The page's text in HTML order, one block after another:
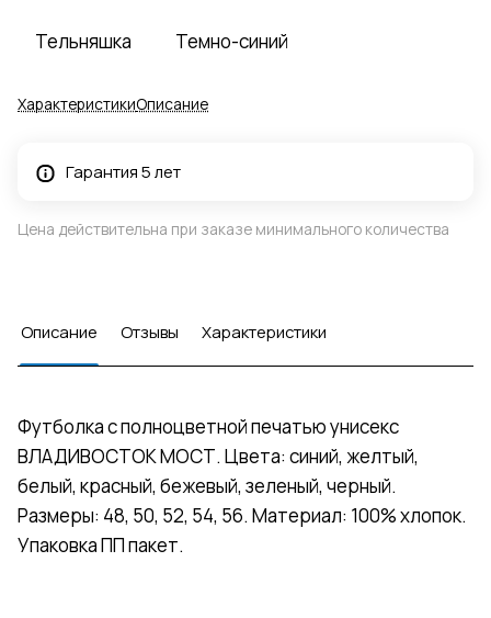
Тельняшка Темно-синий
ХарактеристикиОписание
Гарантия 5 лет
Цена действительна при заказе минимального количества
Описание Отзывы Характеристики
Футболка с полноцветной печатью унисекс
ВЛАДИВОСТОК МОСТ. Цвета: синий, желтый,
белый, красный, бежевый, зеленый, черный.
Размеры: 48, 50, 52, 54, 56. Материал: 100% хлопок.
Упаковка ПП пакет.